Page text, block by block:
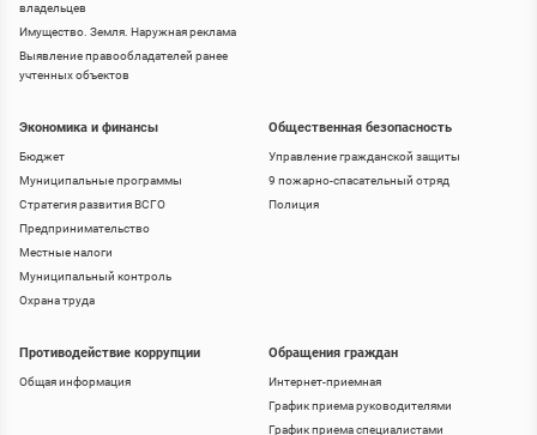
владельцев
Имущество. Земля. Наружная реклама
Выявление правообладателей ранее
учтенных объектов
Экономика и финансы
Бюджет
Муниципальные программы
Стратегия развития ВСГО
Предпринимательство
Местные налоги
Муниципальный контроль
Охрана труда
Общественная безопасность
Управление гражданской защиты
9 пожарно-спасательный отряд
Полиция
Противодействие коррупции
Общая информация
Обращения граждан
Интернет-приемная
График приема руководителями
График приема специалистами